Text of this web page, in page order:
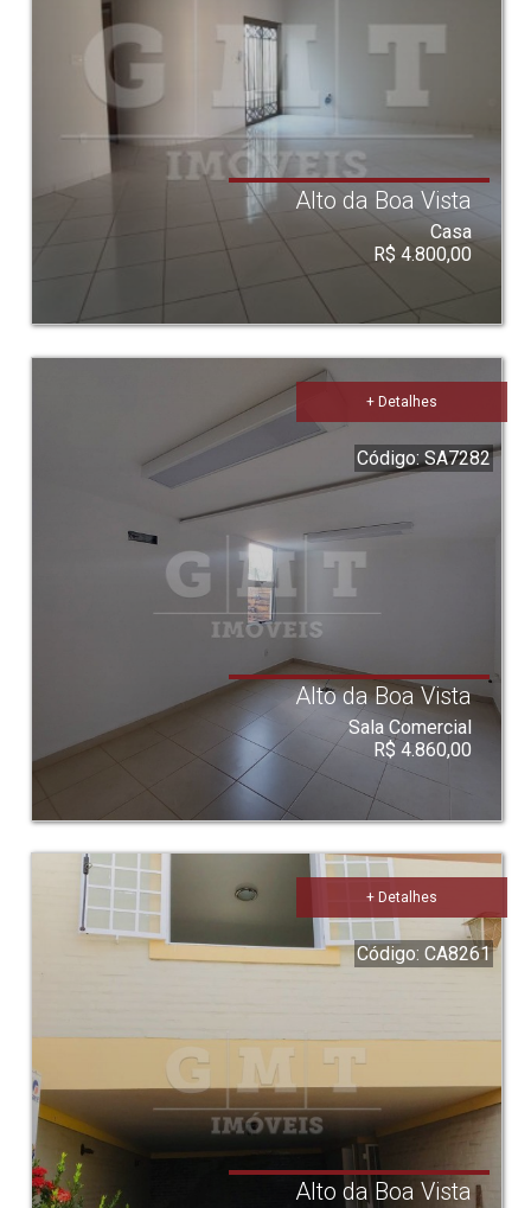
Alto da Boa Vista
Casa
R$ 4.800,00
+ Detalhes
Código: SA7282
Alto da Boa Vista
Sala Comercial
R$ 4.860,00
+ Detalhes
Código: CA8261
Alto da Boa Vista